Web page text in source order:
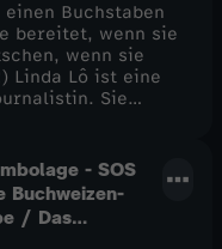
Buchstaben
bereitet, wenn sie
wenn sie
Linda Lô ist eine
Sie
- SOS
Buchweizen-
/ Das